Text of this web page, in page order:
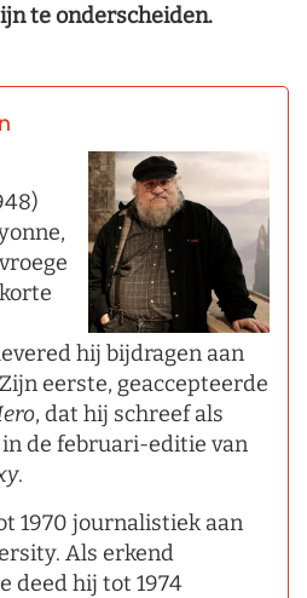
te onderscheiden.
hij bijdragen aan
eerste, geaccepteerde
, dat hij schreef als
de februari-editie van
.
1970 journalistiek aan
Als erkend
deed hij tot 1974